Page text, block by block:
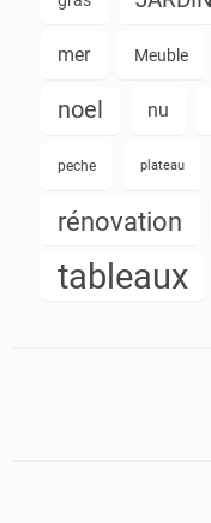
mer Meuble
noel nu
peche plateau
rénovation
tableaux